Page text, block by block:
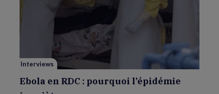
Ebola
RDC
:
pourquoi
l’épidémie
Interviews
Ebola en RDC : pourquoi l’épidémie